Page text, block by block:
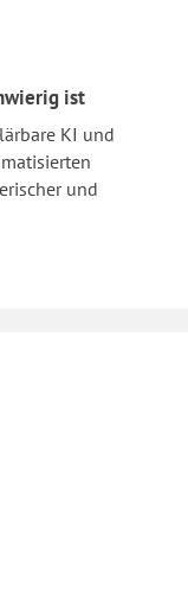
ist
KI und
und